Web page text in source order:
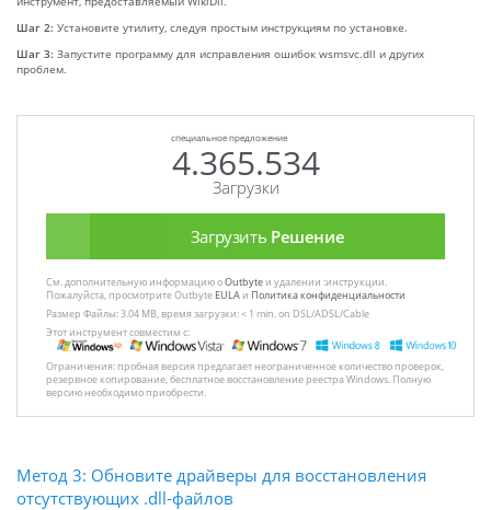
Шаг 2: Установите утилиту, следуя простым инструкциям по установке.
Шаг 3: Запустите программу для исправления ошибок wsmsvc.dll и других
проблем.
специальное предложение
4.365.534
Загрузки
Загрузить Решение
См. дополнительную информацию оOutbyteи удалении :инструкции.
Пожалуйста, просмотрите Outbyte EULAи Политика конфиденциальности
Размер Файлы: 3.04 MB, время загрузки: < 1 min. on DSL/ADSL/Cable
Этот инструмент совместим с:
Ограничения: пробная версия предлагает неограниченное количество проверок,
резервное копирование, бесплатное восстановление реестра Windows. Полную
версию необходимо приобрести.
Метод 3: Обновите драйверы для восстановления
отсутствующих .dll-файлов